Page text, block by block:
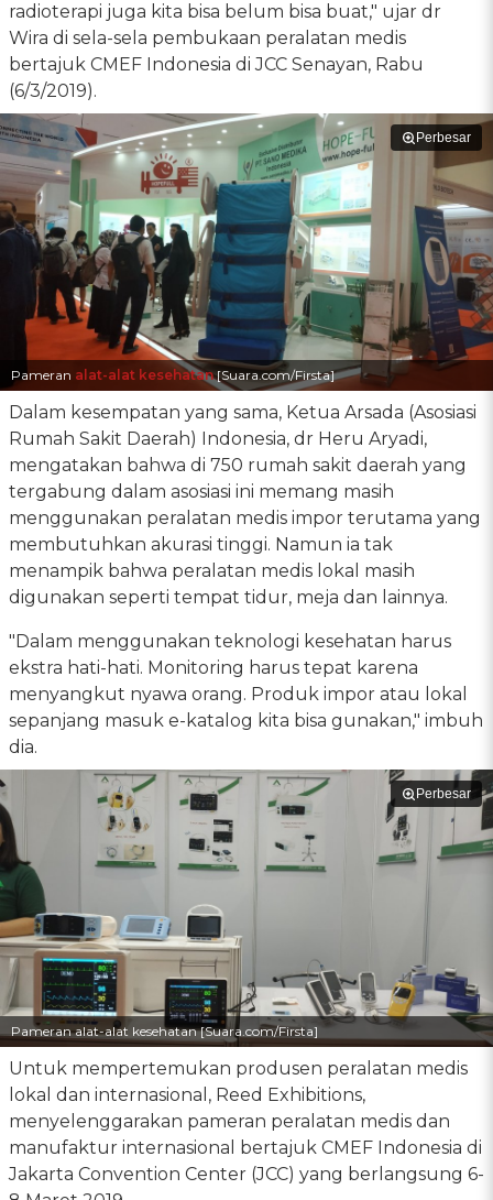
radioterapi juga kita bisa belum bisa buat," ujar dr
Wira di sela-sela pembukaan peralatan medis
bertajuk CMEF Indonesia di JCC Senayan, Rabu
(6/3/2019).
Perbesar
Pameran alat-alat kesehatan[Suara.com/Firsta]
Dalam kesempatan yang sama, Ketua Arsada (Asosiasi
Rumah Sakit Daerah) Indonesia, dr Heru Aryadi,
mengatakan bahwa di 750 rumah sakit daerah yang
tergabung dalam asosiasi ini memang masih
menggunakan peralatan medis impor terutama yang
membutuhkan akurasi tinggi. Namun ia tak
menampik bahwa peralatan medis lokal masih
digunakan seperti tempat tidur, meja dan lainnya.
"Dalam menggunakan teknologi kesehatan harus
ekstra hati-hati. Monitoring harus tepat karena
menyangkut nyawa orang. Produk impor atau lokal
sepanjang masuk e-katalog kita bisa gunakan," imbuh
dia.
Perbesar
Pameran alat-alat kesehatan [Suara.com/Firsta]
Untuk mempertemukan produsen peralatan medis
lokal dan internasional, Reed Exhibitions,
menyelenggarakan pameran peralatan medis dan
manufaktur internasional bertajuk CMEF Indonesia di
Jakarta Convention Center (JCC) yang berlangsung 6-